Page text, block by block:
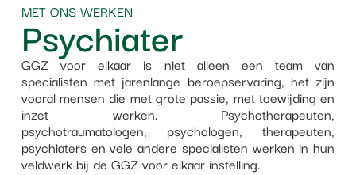
MET ONS WERKEN
Psychiater
GGZ voor elkaar is niet alleen een team van
specialisten met jarenlange beroepservaring, het zijn
vooral mensen die met grote passie, met toewijding en
inzet werken. Psychotherapeuten,
psychotraumatologen, psychologen, therapeuten,
psychiaters en vele andere specialisten werken in hun
veldwerk bij de GGZ voor elkaar instelling.